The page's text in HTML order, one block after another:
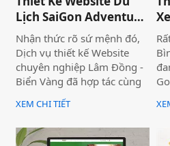
Lịch SaiGon Adventure
- Top tour Saigon
Nhận thức rõ sứ mệnh đó,
Dịch vụ thiết kế Website
chuyên nghiệp Lâm Đồng -
Biển Vàng đã hợp tác cùng
thương hiệu SaiGon
Adventure để triển khai dự
án thiết kế website du lịch
cao cấp tại địa chỉ
XEM CHI TIẾT